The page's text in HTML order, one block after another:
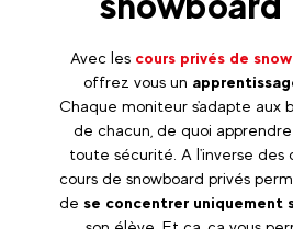
Avec les cours privés de
offrez vous un
Chaque moniteur s'adapte aux
de chacun, de quoi
toute sécurité. A l'inverse des
cours de snowboard privés
de se concentrer uniquement